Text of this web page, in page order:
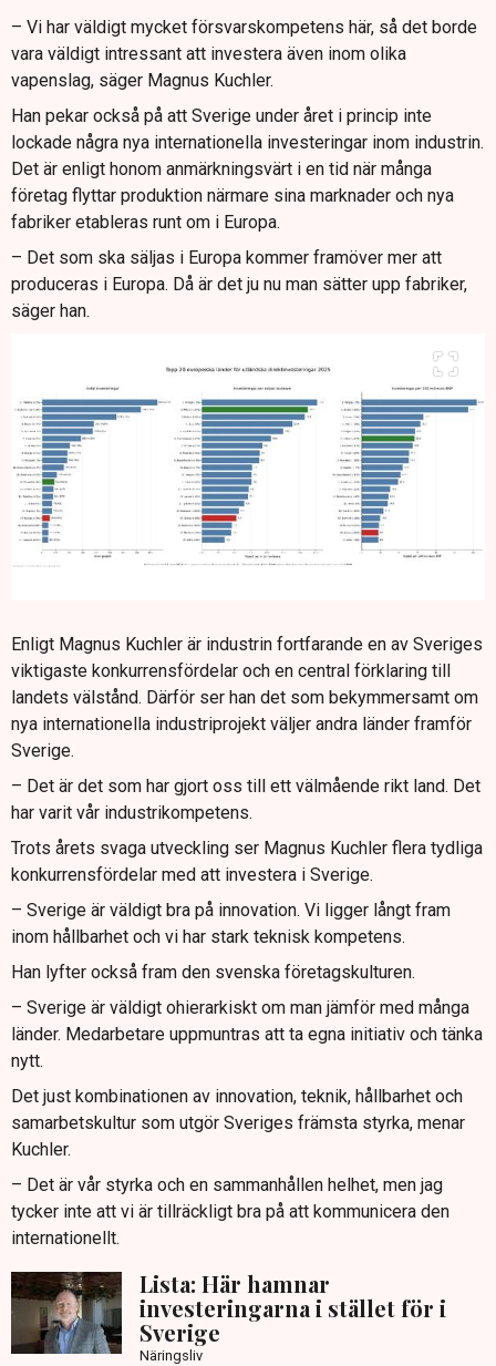
– Vi har väldigt mycket försvarskompetens här, så det borde
vara väldigt intressant att investera även inom olika
vapenslag, säger Magnus Kuchler.
Han pekar också på att Sverige under året i princip inte
lockade några nya internationella investeringar inom industrin.
Det är enligt honom anmärkningsvärt i en tid när många
företag flyttar produktion närmare sina marknader och nya
fabriker etableras runt om i Europa.
– Det som ska säljas i Europa kommer framöver mer att
produceras i Europa. Då är det ju nu man sätter upp fabriker,
säger han.
Enligt Magnus Kuchler är industrin fortfarande en av Sveriges
viktigaste konkurrensfördelar och en central förklaring till
landets välstånd. Därför ser han det som bekymmersamt om
nya internationella industriprojekt väljer andra länder framför
Sverige.
– Det är det som har gjort oss till ett välmående rikt land. Det
har varit vår industrikompetens.
Trots årets svaga utveckling ser Magnus Kuchler flera tydliga
konkurrensfördelar med att investera i Sverige.
– Sverige är väldigt bra på innovation. Vi ligger långt fram
inom hållbarhet och vi har stark teknisk kompetens.
Han lyfter också fram den svenska företagskulturen.
– Sverige är väldigt ohierarkiskt om man jämför med många
länder. Medarbetare uppmuntras att ta egna initiativ och tänka
nytt.
Det just kombinationen av innovation, teknik, hållbarhet och
samarbetskultur som utgör Sveriges främsta styrka, menar
Kuchler.
– Det är vår styrka och en sammanhållen helhet, men jag
tycker inte att vi är tillräckligt bra på att kommunicera den
internationellt.
Lista: Här hamnar
investeringarna i stället för i
Sverige
Näringsliv